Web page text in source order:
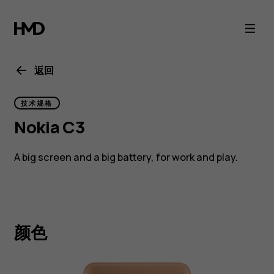
Nokia
C3返回
技术规格
Nokia C3
A big screen and a big battery, for work and play.
颜色